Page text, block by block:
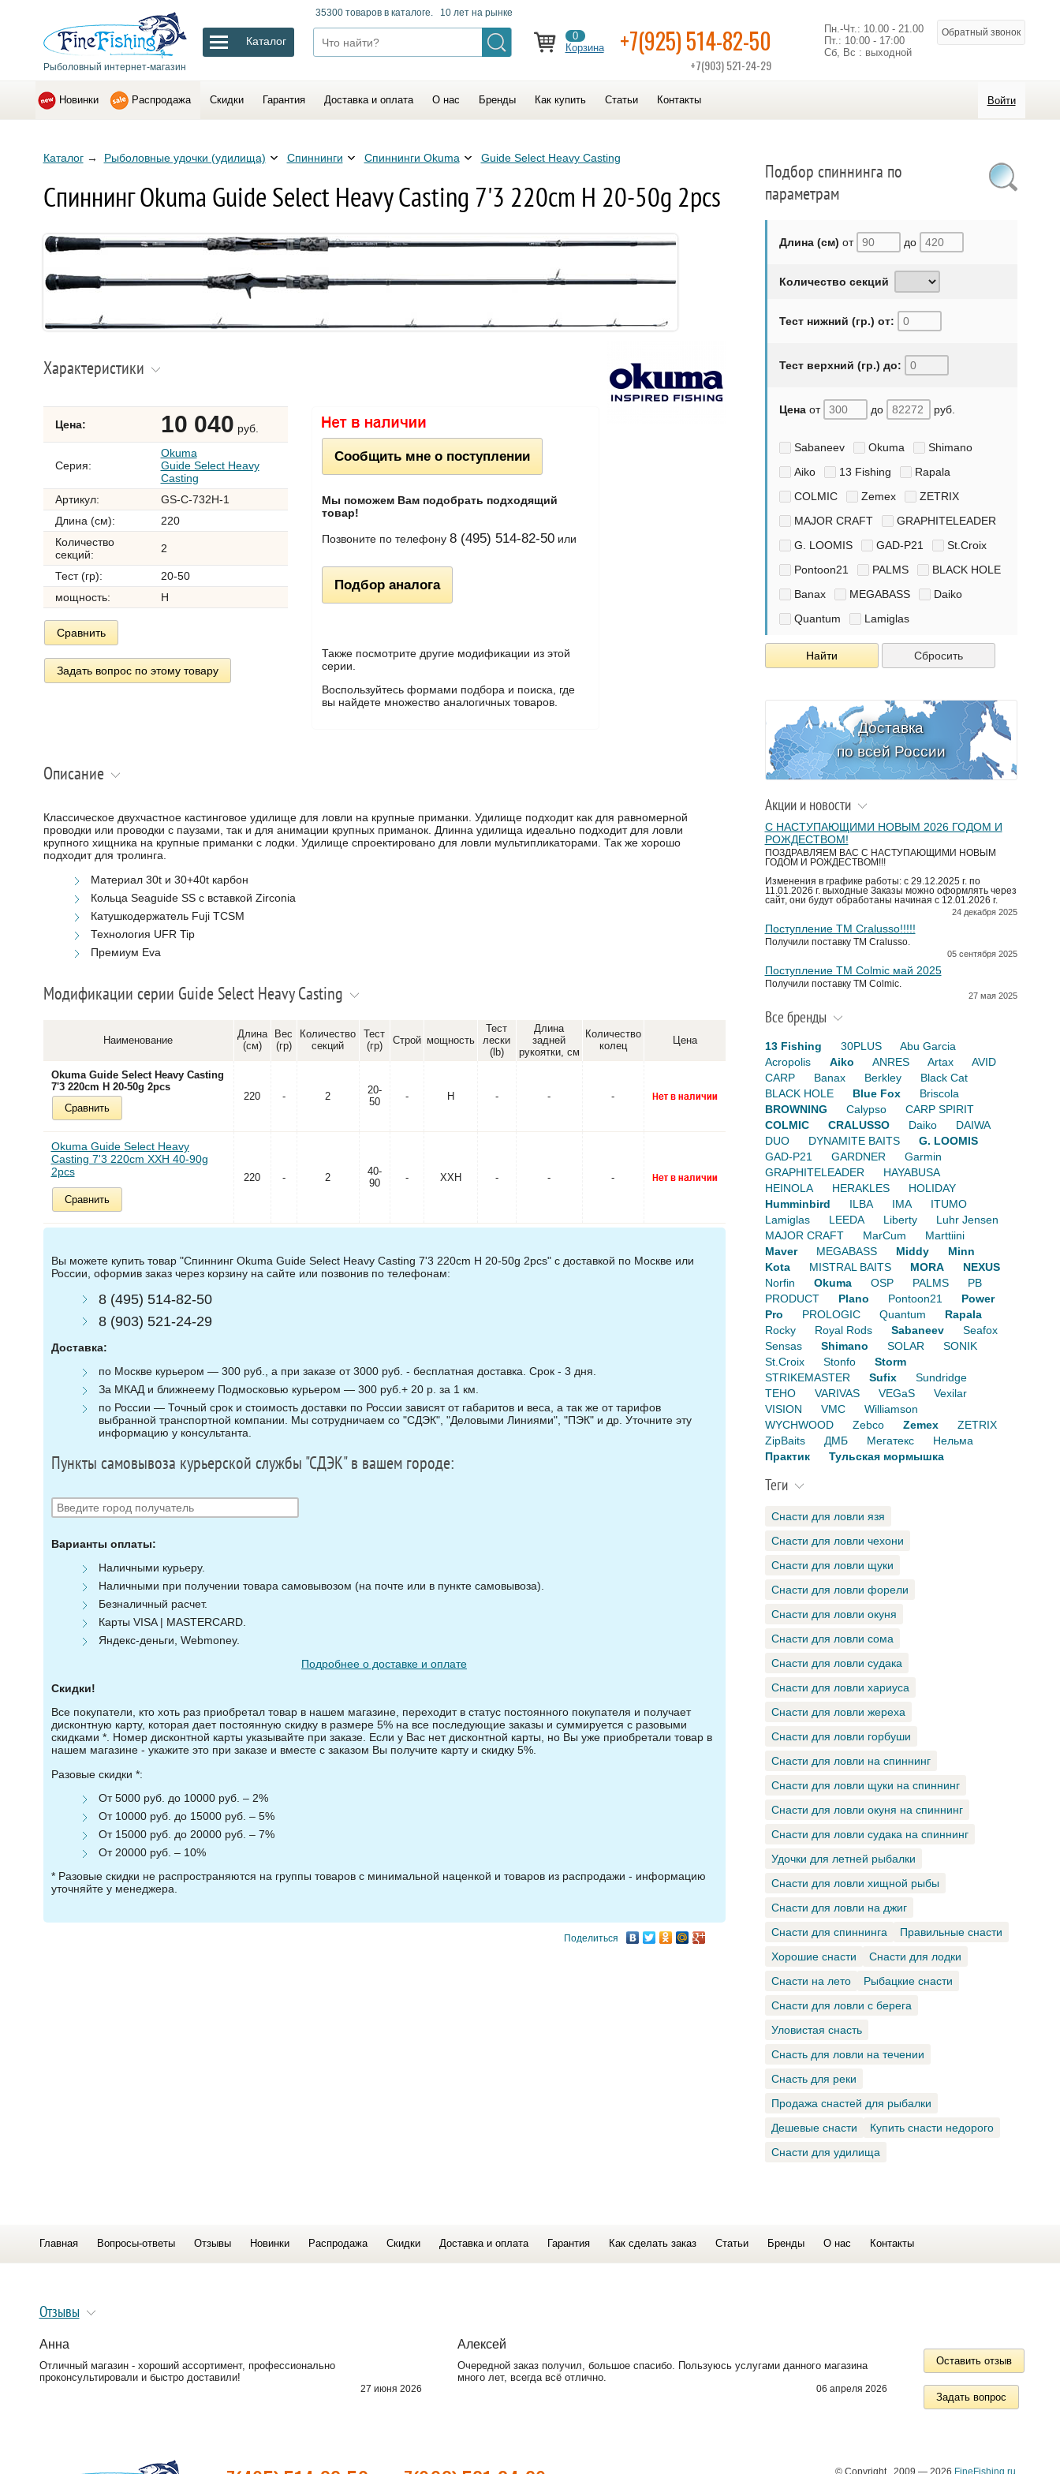
Рыболовный интернет-магазин
Каталог
35300 товаров в каталоге. 10 лет на рынке
0
Корзина
+7(925) 514-82-50
+7(903) 521-24-29
Пн.-Чт.: 10.00 - 21.00
Пт.: 10:00 - 17:00
Сб, Вс : выходной
Обратный звонок
Новинки Распродажа Скидки Гарантия Доставка и оплата О нас Бренды Как купить Статьи Контакты Войти
Каталог→ Рыболовные удочки (удилища) Спиннинги Спиннинги Okuma Guide Select Heavy Casting
Спиннинг Okuma Guide Select Heavy Casting 7'3 220cm H 20-50g 2pcs
Характеристики
Цена: 10 040 руб.
Серия:
Okuma
Guide Select Heavy
Casting
Артикул:
GS-C-732H-1
Длина (см):
220
Количество
секций:
2
Тест (гр):
20-50
мощность:
H
Сравнить
Задать вопрос по этому товару
Сообщить мне о поступлении
Мы поможем Вам подобрать подходящий
товар!
Позвоните по телефону 8 (495) 514-82-50или
Подбор аналога
Также посмотрите другие модификации из этой
серии.
Воспользуйтесь формами подбора и поиска, где
вы найдете множество аналогичных товаров.
Описание
Классическое двухчастное кастинговое удилище для ловли на крупные приманки. Удилище подходит как для равномерной
проводки или проводки с паузами, так и для анимации крупных приманок. Длинна удилища идеально подходит для ловли
крупного хищника на крупные приманки с лодки. Удилище спроектировано для ловли мультипликаторами. Так же хорошо
подходит для тролинга.
Материал 30t и 30+40t карбон
Кольца Seaguide SS с вставкой Zirconia
Катушкодержатель Fuji TCSM
Технология UFR Tip
Премиум Eva
Модификации серии Guide Select Heavy Casting
Наименование
Длина
(см)
Вес
(гр)
Количество
секций
Тест
(гр)
Строй мощность
Тест
лески
(lb)
Длина
задней
рукоятки, см
Количество
колец
Цена
Okuma Guide Select Heavy Casting
7'3 220cm H 20-50g 2pcs
Сравнить
220 - 2
20-
50
- H - - -
Okuma Guide Select Heavy
Casting 7'3 220cm XXH 40-90g
2pcs
Сравнить
220 - 2
40-
90
- XXH - - -
Вы можете купить товар "Спиннинг Okuma Guide Select Heavy Casting 7'3 220cm H 20-50g 2pcs" с доставкой по Москве или
России, оформив заказ через корзину на сайте или позвонив по телефонам:
8 (495) 514-82-50
8 (903) 521-24-29
Доставка:
по Москве курьером — 300 руб., а при заказе от 3000 руб. - бесплатная доставка. Срок - 3 дня.
За МКАД и ближнеему Подмосковью курьером — 300 руб.+ 20 р. за 1 км.
по России — Точный срок и стоимость доставки по России зависят от габаритов и веса, а так же от тарифов
выбранной транспортной компании. Мы сотрудничаем со "СДЭК", "Деловыми Линиями", "ПЭК" и др. Уточните эту
информацию у консультанта.
Пункты самовывоза курьерской службы "СДЭК" в вашем городе:
Варианты оплаты:
Наличными курьеру.
Наличными при получении товара самовывозом (на почте или в пункте самовывоза).
Безналичный расчет.
Карты VISA | MASTERCARD.
Яндекс-деньги, Webmoney.
Подробнее о доставке и оплате
Скидки!
Все покупатели, кто хоть раз приобретал товар в нашем магазине, переходит в статус постоянного покупателя и получает
дисконтную карту, которая дает постоянную скидку в размере 5% на все последующие заказы и суммируется с разовыми
скидками *. Номер дисконтной карты указывайте при заказе. Если у Вас нет дисконтной карты, но Вы уже приобретали товар в
нашем магазине - укажите это при заказе и вместе с заказом Вы получите карту и скидку 5%.
Разовые скидки *:
От 5000 руб. до 10000 руб. – 2%
От 10000 руб. до 15000 руб. – 5%
От 15000 руб. до 20000 руб. – 7%
От 20000 руб. – 10%
* Разовые скидки не распространяются на группы товаров с минимальной наценкой и товаров из распродажи - информацию
уточняйте у менеджера.
Поделиться
Подбор спиннинга по
параметрам
Длина (см) от до
Количество секций
Тест нижний (гр.) от:
Тест верхний (гр.) до:
Ценаот до руб.
Sabaneev Okuma
Shimano
Aiko
13 Fishing
Rapala
COLMIC
Zemex
ZETRIX
MAJOR CRAFT
GRAPHITELEADER
G. LOOMIS
GAD-P21
St.Croix
Pontoon21
PALMS
BLACK HOLE
Banax
MEGABASS
Daiko
Quantum
Lamiglas
Найти Сбросить
Доставка
по всей России
Акции и новости
С НАСТУПАЮЩИМИ НОВЫМ 2026 ГОДОМ И
РОЖДЕСТВОМ!
ПОЗДРАВЛЯЕМ ВАС С НАСТУПАЮЩИМИ НОВЫМ
ГОДОМ И РОЖДЕСТВОМ!!!
Изменения в графике работы: с 29.12.2025 г. по
11.01.2026 г. выходные Заказы можно оформлять через
сайт, они будут обработаны начиная с 12.01.2026 г.
24 декабря 2025
Поступление TM Cralusso!!!!!
Получили поставку ТМ Cralusso.
05 сентября 2025
Поступление TM Colmic май 2025
Получили поставку ТМ Colmic.
27 мая 2025
Все бренды
13 Fishing 30PLUS
Abu Garcia
Acropolis
Aiko ANRES Artax
AVID
CARP
Banax Berkley
Black Cat
BLACK HOLE
Blue Fox
Briscola
BROWNING
Calypso
CARP SPIRIT
COLMIC
CRALUSSO Daiko
DAIWA
DUO
DYNAMITE BAITS
G. LOOMIS
GAD-P21
GARDNER
Garmin
GRAPHITELEADER
HAYABUSA
HEINOLA
HERAKLES
HOLIDAY
Humminbird
ILBA IMA
ITUMO
Lamiglas
LEEDA Liberty
Luhr Jensen
MAJOR CRAFT
MarCum
Marttiini
Maver
MEGABASS Middy
Minn
Kota
MISTRAL BAITS MORA
NEXUS
Norfin
Okuma OSP PALMS
PB
PRODUCT
Plano Pontoon21
Power
Pro
PROLOGIC Quantum
Rapala
Rocky
Royal Rods Sabaneev
Seafox
Sensas
Shimano SOLAR
SONIK
St.Croix
Stonfo
Storm
STRIKEMASTER
Sufix
Sundridge
TEHO
VARIVAS VEGaS
Vexilar
VISION
VMC
Williamson
WYCHWOOD
Zebco Zemex
ZETRIX
ZipBaits
ДМБ Мегатекс
Нельма
Практик
Тульская мормышка
Теги
Снасти для ловли язя
Снасти для ловли чехони
Снасти для ловли щуки
Снасти для ловли форели
Снасти для ловли окуня
Снасти для ловли сома
Снасти для ловли судака
Снасти для ловли хариуса
Снасти для ловли жереха
Снасти для ловли горбуши
Снасти для ловли на спиннинг
Снасти для ловли щуки на спиннинг
Снасти для ловли окуня на спиннинг
Снасти для ловли судака на спиннинг
Удочки для летней рыбалки
Снасти для ловли хищной рыбы
Снасти для ловли на джиг
Снасти для спиннинга
Правильные снасти
Хорошие снасти
Снасти для лодки
Снасти на лето
Рыбацкие снасти
Снасти для ловли с берега
Уловистая снасть
Снасть для ловли на течении
Снасть для реки
Продажа снастей для рыбалки
Дешевые снасти
Купить снасти недорого
Снасти для удилища
Главная Вопросы-ответы Отзывы Новинки Распродажа Скидки Доставка и оплата Гарантия Как сделать заказ Статьи Бренды О нас Контакты
Отзывы
Анна
Отличный магазин - хороший ассортимент, профессионально
проконсультировали и быстро доставили!
27 июня 2026
Алексей
Очередной заказ получил, большое спасибо. Пользуюсь услугами данного магазина
много лет, всегда всё отлично.
06 апреля 2026
Оставить отзыв
Задать вопрос
© Copyright 2009 — 2026 FineFishing.ru